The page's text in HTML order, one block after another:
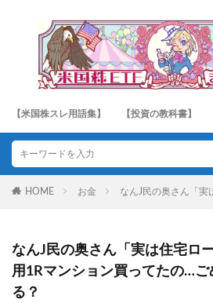
【米国株スレ用語集】 【投資の教科書】
HOME お金 なんJ民の奥さん「
なんJ民の奥さん「実は住宅ロ
用1Rマンション買ってたの…
る？